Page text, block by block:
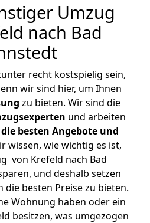
Umzug
nach Bad
recht kostspielig sein,
wir sind hier, um Ihnen
zu bieten. Wir sind die
und arbeiten
die besten Angebote und
wissen, wie wichtig es ist,
von Krefeld nach Bad
und deshalb setzen
die besten Preise zu bieten.
Wohnung haben oder ein
besitzen, was umgezogen